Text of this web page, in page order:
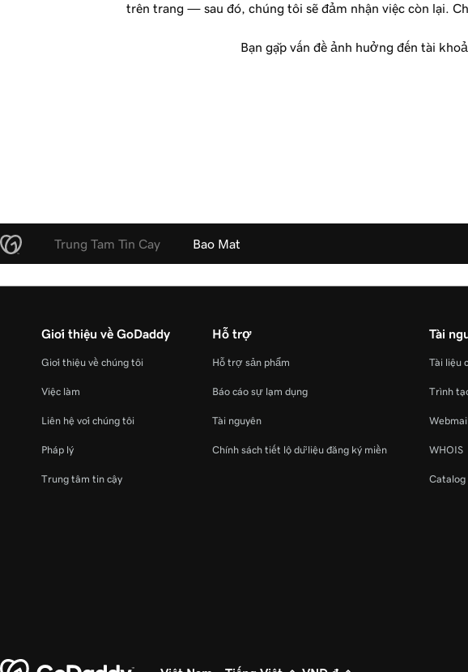
trên trang — sau đó, chúng tôi sẽ đảm nhận việc còn lại.
Bạn gặp vấn đề ảnh hưởng đến tài
Trung Tam Tin Cay Bao Mat
Giới thiệu về GoDaddy
Giới thiệu về chúng tôi
Việc làm
Liên hệ với chúng tôi
Pháp lý
Trung tâm tin cậy
Hỗ trợ
Hỗ trợ sản phẩm
Báo cáo sự lạm dụng
Tài nguyên
Chính sách tiết lộ dữ liệu đăng ký miền
Tài
Tài liệu
Trình
Webmail
WHOIS
Catalog